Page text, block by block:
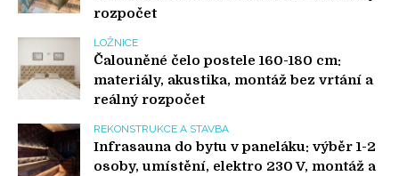
rozpočet
LOŽNICE
Čalouněné čelo postele 160-180 cm:
materiály, akustika, montáž bez vrtání a
reálný rozpočet
REKONSTRUKCE A STAVBA
Infrasauna do bytu v paneláku: výběr 1-2
osoby, umístění, elektro 230 V, montáž a